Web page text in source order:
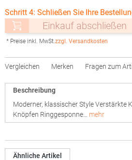
Schritt 4: Schließen Sie Ihre
Einkauf abschließen
* Preise inkl. MwSt.zzgl. Versandkosten
Vergleichen Merken Fragen zum
Beschreibung
Moderner, klassischer Style Verstärkte
Knöpfen Ringgesponne… mehr
Ähnliche Artikel